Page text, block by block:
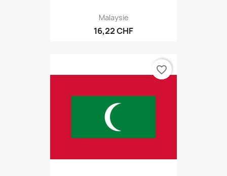
Malaysie
16,22 CHF
favorite_border